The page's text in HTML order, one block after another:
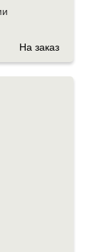
На заказ